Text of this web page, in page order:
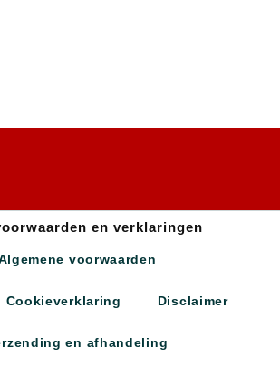
en verklaringen
voorwaarden
Cookieverklaring Disclaimer
en afhandeling